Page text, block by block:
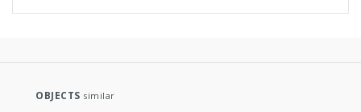
OBJECTS similar